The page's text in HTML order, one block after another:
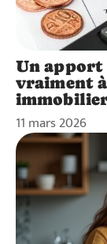
Un
vraiment
11 mars 2026